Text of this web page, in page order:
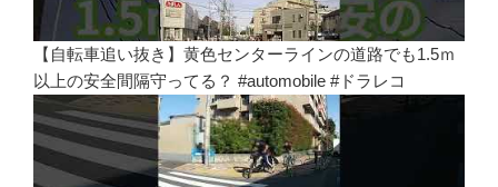
【自転車追い抜き】黄色センターラインの道路でも1.5ｍ
以上の安全間隔守ってる？ #automobile #ドラレコ